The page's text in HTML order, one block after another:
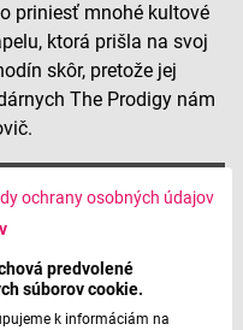
ochrany osobných údajov
predvolené
súborov cookie.
k informáciám na
priniesť mnohé kultové
ktorá prišla na svoj
skôr, pretože jej
The Prodigy nám
chybuv prehrávači.